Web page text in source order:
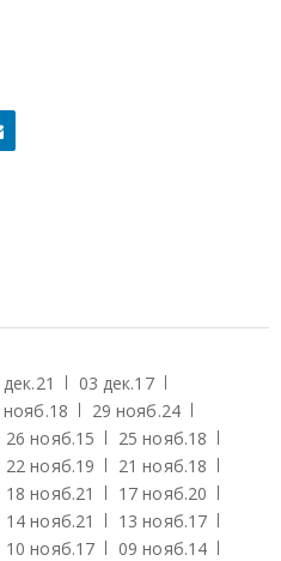
21 03 дек.17
нояб.18 29 нояб.24
26 нояб.15 25 нояб.18
22 нояб.19 21 нояб.18
18 нояб.21 17 нояб.20
14 нояб.21 13 нояб.17
10 нояб.17 09 нояб.14